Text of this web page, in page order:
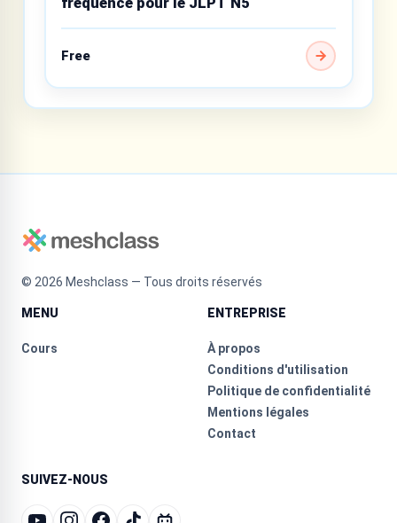
Free
© 2026 Meshclass — Tous droits réservés
MENU
Cours
ENTREPRISE
À propos
Conditions d'utilisation
Politique de confidentialité
Mentions légales
Contact
SUIVEZ-NOUS